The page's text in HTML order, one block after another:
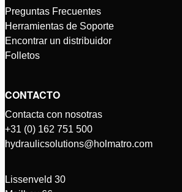
Preguntas Frecuentes
Herramientas de Soporte
Encontrar un distribuidor
Folletos
CONTACTO
Contacta con nosotras
+31 (0) 162 751 500
hydraulicsolutions@holmatro.com
Lissenveld 30